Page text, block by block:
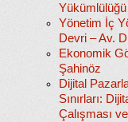
Yükümlülüğü
Yönetim İç
Devri – Av.
Ekonomik
Şahinöz
Dijital
Sınırları:
Çalışması